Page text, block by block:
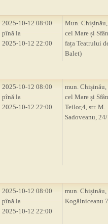
2025-10-12 08:00
pînă la
2025-10-12 22:00
Mun.
cel Mare și
fața Teatrului
Balet)
2025-10-12 08:00
pînă la
2025-10-12 22:00
mun. Chișinău,
cel Mare și
Teilor,4, str. M.
Sadoveanu,
2025-10-12 08:00
pînă la
2025-10-12 22:00
mun. Chișinău,
Kogălniceanu